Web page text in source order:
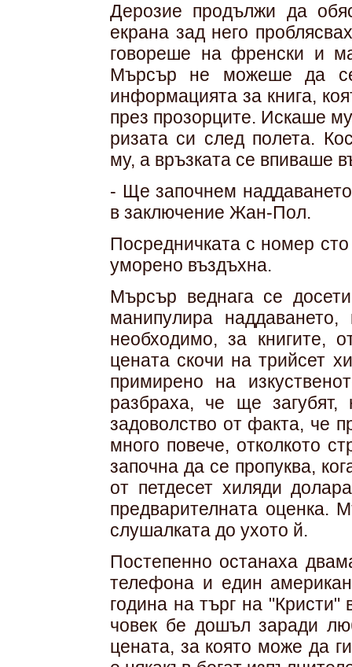
Дерозие продължи да
екрана зад него
говореше на френски и
Мърсър не можеше да
информацията за книга,
през прозорците. Искаше
ризата си след полета.
му, а връзката се впиваше
- Ще започнем
в заключение Жан-Пол.
Посредничката с номер
уморено въздъхна.
Мърсър веднага се
манипулира
необходимо, за книгите,
цената скочи на трийсет
примирено на
разбраха, че ще загубят,
задоволство от факта, че
много повече, отколкото
започна да се пропуква,
от петдесет хиляди
предварителната оценка.
слушалката до ухото й.
Постепенно останаха
телефона и един
година на търг на
човек бе дошъл заради
цената, за която може да